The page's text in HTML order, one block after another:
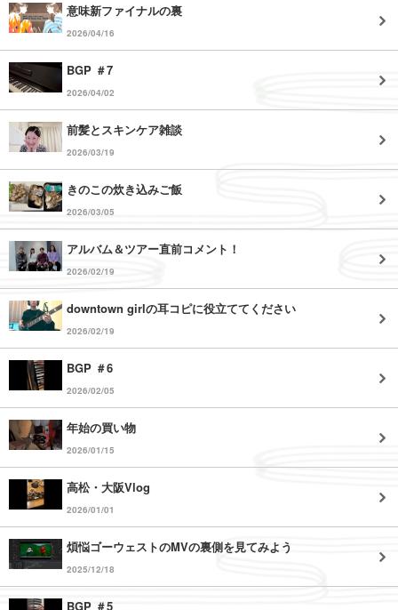
意味新ファイナルの裏
2026/04/16
BGP ＃7
2026/04/02
前髪とスキンケア雑談
2026/03/19
きのこの炊き込みご飯
2026/03/05
アルバム＆ツアー直前コメント！
2026/02/19
downtown girlの耳コピに役立ててください
2026/02/19
BGP ＃6
2026/02/05
年始の買い物
2026/01/15
高松・大阪Vlog
2026/01/01
煩悩ゴーウェストのMVの裏側を見てみよう
2025/12/18
BGP ＃5